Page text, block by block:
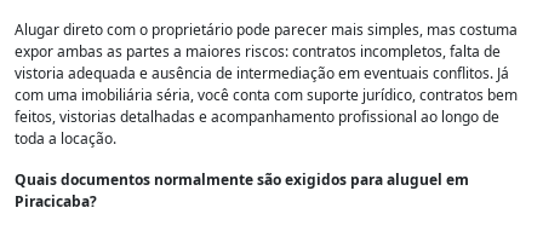
Alugar direto com o proprietário pode parecer mais simples, mas costuma
expor ambas as partes a maiores riscos: contratos incompletos, falta de
vistoria adequada e ausência de intermediação em eventuais conflitos. Já
com uma imobiliária séria, você conta com suporte jurídico, contratos bem
feitos, vistorias detalhadas e acompanhamento profissional ao longo de
toda a locação.
Quais documentos normalmente são exigidos para aluguel em
Piracicaba?